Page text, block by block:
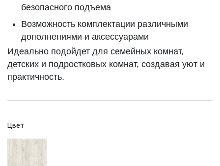
безопасного подъема
Возможность комплектации различными
дополнениями и аксессуарами
Идеально подойдет для семейных комнат,
детских и подростковых комнат, создавая уют и
практичность.
Цвет